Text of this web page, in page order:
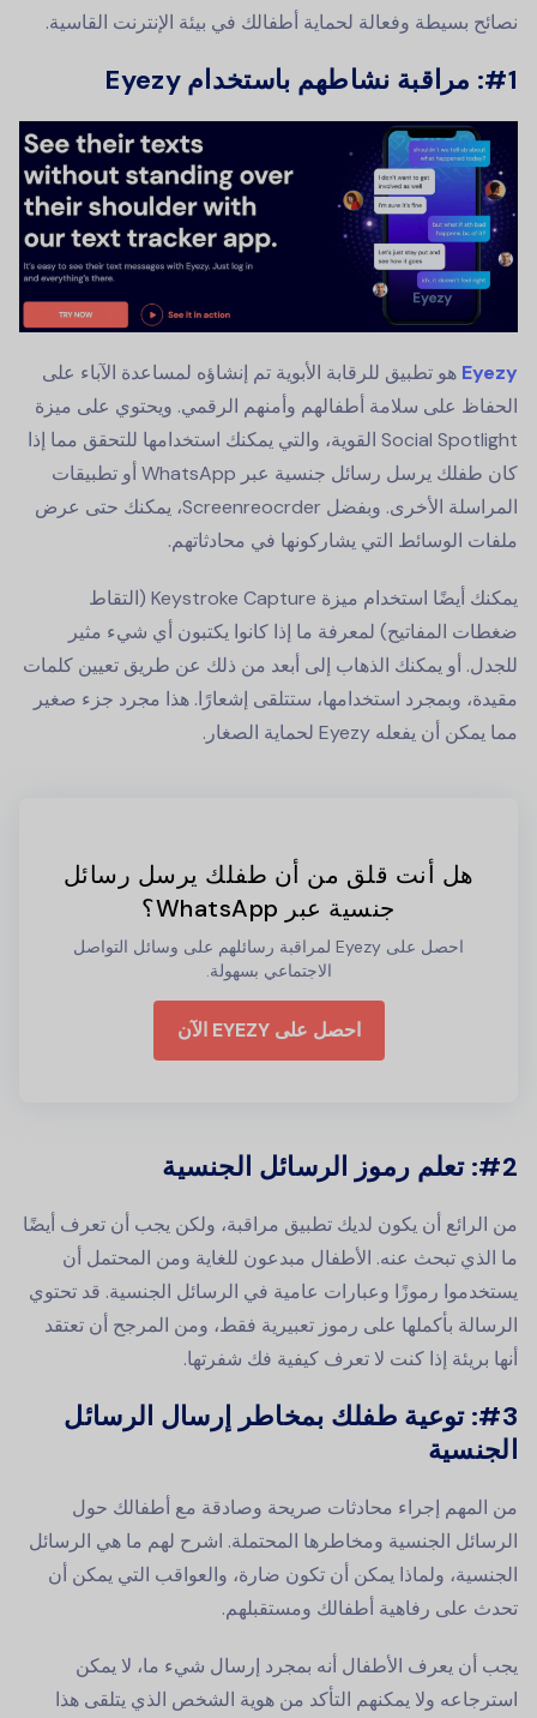
نصائح بسيطة وفعالة لحماية أطفالك في بيئة الإنترنت القاسية.
#1: مراقبة نشاطهم باستخدام Eyezy
Eyezy هو تطبيق للرقابة الأبوية تم إنشاؤه لمساعدة الآباء على
الحفاظ على سلامة أطفالهم وأمنهم الرقمي. ويحتوي على ميزة
Social Spotlight القوية، والتي يمكنك استخدامها للتحقق مما إذا
كان طفلك يرسل رسائل جنسية عبر WhatsApp أو تطبيقات
المراسلة الأخرى. وبفضل Screenreocrder، يمكنك حتى عرض
ملفات الوسائط التي يشاركونها في محادثاتهم.
يمكنك أيضًا استخدام ميزة Keystroke Capture (التقاط
ضغطات المفاتيح) لمعرفة ما إذا كانوا يكتبون أي شيء مثير
للجدل. أو يمكنك الذهاب إلى أبعد من ذلك عن طريق تعيين كلمات
مقيدة، وبمجرد استخدامها، ستتلقى إشعارًا. هذا مجرد جزء صغير
مما يمكن أن يفعله Eyezy لحماية الصغار.
هل أنت قلق من أن طفلك يرسل رسائل
جنسية عبر WhatsApp؟
احصل على Eyezy لمراقبة رسائلهم على وسائل التواصل
الاجتماعي بسهولة.
احصل على EYEZY الآن
#2: تعلم رموز الرسائل الجنسية
من الرائع أن يكون لديك تطبيق مراقبة، ولكن يجب أن تعرف أيضًا
ما الذي تبحث عنه. الأطفال مبدعون للغاية ومن المحتمل أن
يستخدموا رموزًا وعبارات عامية في الرسائل الجنسية. قد تحتوي
الرسالة بأكملها على رموز تعبيرية فقط، ومن المرجح أن تعتقد
أنها بريئة إذا كنت لا تعرف كيفية فك شفرتها.
#3: توعية طفلك بمخاطر إرسال الرسائل
الجنسية
من المهم إجراء محادثات صريحة وصادقة مع أطفالك حول
الرسائل الجنسية ومخاطرها المحتملة. اشرح لهم ما هي الرسائل
الجنسية، ولماذا يمكن أن تكون ضارة، والعواقب التي يمكن أن
تحدث على رفاهية أطفالك ومستقبلهم.
يجب أن يعرف الأطفال أنه بمجرد إرسال شيء ما، لا يمكن
استرجاعه ولا يمكنهم التأكد من هوية الشخص الذي يتلقى هذا